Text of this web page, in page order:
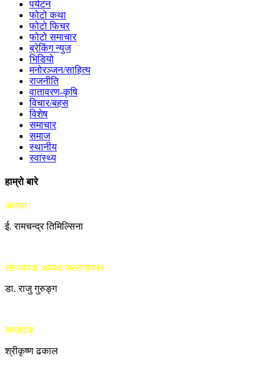
पर्यटन
फोटो कथा
फोटो फिचर
फोटो समाचार
ब्रेकिंग न्युज
भिडियो
मनोरञ्जन/साहित्य
राजनीति
वातावरण-कृषि
विचार/बहस
विशेष
समाचार
समाज
स्थानीय
स्वास्थ्य
हाम्रो बारे
अध्यक्ष
ई. रामचन्द्र तिमिल्सिना
संस्थापक अध्यक्ष/सल्लाहकार
डा. राजु गुरुङ्ग
सम्पादक
श्रीकृष्ण ढकाल